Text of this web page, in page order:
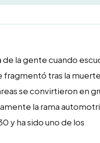
la gente cuando
fragmentó tras la
se convirtieron en
la rama
y ha sido uno de los